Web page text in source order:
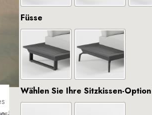
Füsse
Wählen Sie Ihre Sitzkissen-